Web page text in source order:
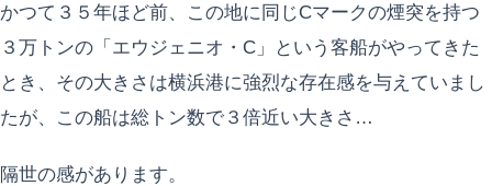
かつて３５年ほど前、この地に同じCマークの煙突を持つ
３万トンの「エウジェニオ・C」という客船がやってきた
とき、その大きさは横浜港に強烈な存在感を与えていまし
たが、この船は総トン数で３倍近い大きさ…
隔世の感があります。